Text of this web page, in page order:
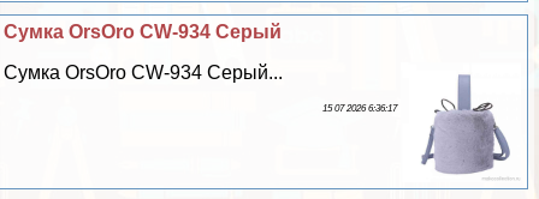
Сумка OrsOro CW-934 Серый
Сумка OrsOro CW-934 Серый...
15 07 2026 6:36:17